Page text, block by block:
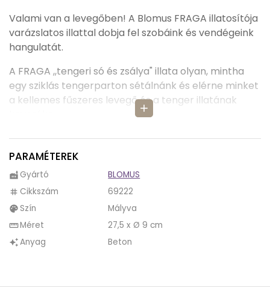
add
Valami van a levegőben! A Blomus FRAGA illatosítója
varázslatos illattal dobja fel szobáink és vendégeink
hangulatát.
A FRAGA ,,tengeri só és zsálya" illata olyan, mintha
egy sziklás tengerparton sétálnánk és elérne minket
a kellemes fűszeres levegő és a tenger illatának
Friss gyógynövények illatának elegyét érezzük egy
csöppnyi fa illattal.
A FRAGA illatosított folyadéka egy újratölthető
üvegcsében található, mely el van rejtve az elegáns
beton tárolóba.
A Blomus gondolt az ügyfelek egyedi ízlésvilágára is,
így az illat intenzitása az 5 pálcikával változtatható,
A FRAGA szemet gyönyörködtető elegáns beton
PARAMÉTEREK
factory Gyártó BLOMUS
tag Cikkszám 69222
palette Szín Mályva
straightenMéret 27,5 x Ø 9 cm
auto_awesomeAnyag Beton